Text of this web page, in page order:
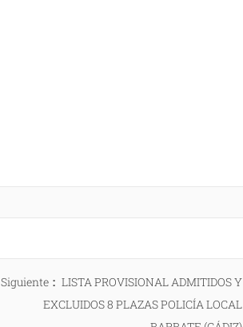
Siguiente
Entrada
siguiente:
LISTA PROVISIONAL ADMITIDOS Y
EXCLUIDOS 8 PLAZAS POLICÍA LOCAL